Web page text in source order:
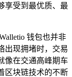
享受到最优质、最
钱包也并非
出现拥堵时，交易
像在交通高峰期车
区块链技术的不断